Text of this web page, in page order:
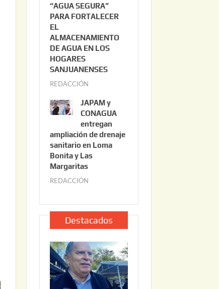
6
o
2
0
“AGUA SEGURA”
PARA FORTALECER
EL
ALMACENAMIENTO
DE AGUA EN LOS
HOGARES
SANJUANENSES
REDACCIÓN
l
i
o
2
2
2
6
JAPAM y
CONAGUA
entregan
ampliación de drenaje
sanitario en Loma
Bonita y Las
Margaritas
REDACCIÓN
l
i
o
2
2
,
2
Destacados